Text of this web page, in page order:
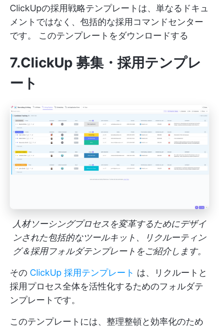
ClickUpの採用戦略テンプレートは、単なるドキュ
メントではなく、包括的な採用コマンドセンター
です。 このテンプレートをダウンロードする
7.ClickUp 募集・採用テンプレ
ート
人材ソーシングプロセスを変革するためにデザイ
ンされた包括的なツールキット、リクルーティン
グ＆採用フォルダテンプレートをご紹介します。
その ClickUp 採用テンプレート は、リクルートと
採用プロセス全体を活性化するためのフォルダテ
ンプレートです。
このテンプレートには、整理整頓と効率化のため